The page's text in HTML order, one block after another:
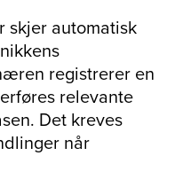
skjer automatisk
registrerer en
relevante
Det kreves
når